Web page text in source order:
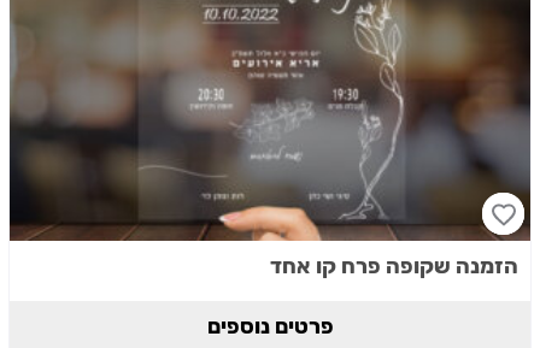
הזמנה שקופה פרח קו אחד
פרטים נוספים